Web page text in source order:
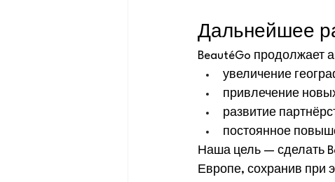
Дальнейшее
BeautéGo продолжает
увеличение
привлечение
развитие
постоянное
Наша цель — сделать
Европе, сохранив при